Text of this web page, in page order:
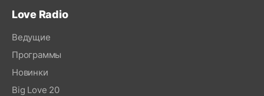
Love Radio
Ведущие
Программы
Новинки
Big Love 20